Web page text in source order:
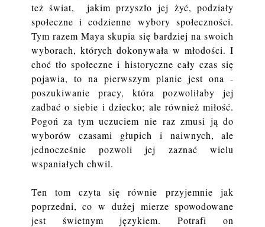
też świat, jakim przyszło jej żyć, podziały
społeczne i codzienne wybory społeczności.
Tym razem Maya skupia się bardziej na swoich
wyborach, których dokonywała w młodości. I
choć tło społeczne i historyczne cały czas się
pojawia, to na pierwszym planie jest ona -
poszukiwanie pracy, która pozwoliłaby jej
zadbać o siebie i dziecko; ale również miłość.
Pogoń za tym uczuciem nie raz zmusi ją do
wyborów czasami głupich i naiwnych, ale
jednocześnie pozwoli jej zaznać wielu
wspaniałych chwil.
Ten tom czyta się równie przyjemnie jak
poprzedni, co w dużej mierze spowodowane
jest świetnym językiem. Potrafi on